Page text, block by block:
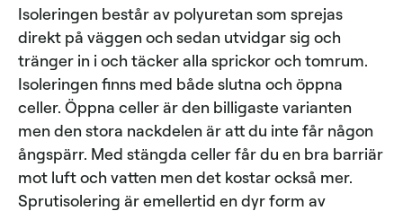
Isoleringen består av polyuretan som sprejas
direkt på väggen och sedan utvidgar sig och
tränger in i och täcker alla sprickor och tomrum.
Isoleringen finns med både slutna och öppna
celler. Öppna celler är den billigaste varianten
men den stora nackdelen är att du inte får någon
ångspärr. Med stängda celler får du en bra barriär
mot luft och vatten men det kostar också mer.
Sprutisolering är emellertid en dyr form av